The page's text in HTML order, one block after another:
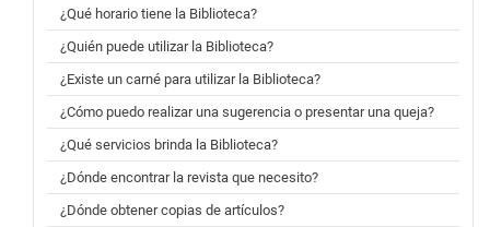
¿Qué horario tiene la Biblioteca?
¿Quién puede utilizar la Biblioteca?
¿Existe un carné para utilizar la Biblioteca?
¿Cómo puedo realizar una sugerencia o presentar una queja?
¿Qué servicios brinda la Biblioteca?
¿Dónde encontrar la revista que necesito?
¿Dónde obtener copias de artículos?